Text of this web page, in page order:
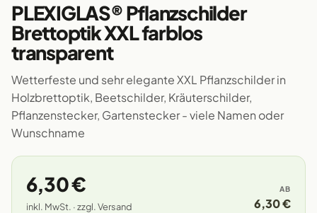
PLEXIGLAS® Pflanzschilder
Brettoptik XXL farblos
transparent
Wetterfeste und sehr elegante XXL Pflanzschilder in
Holzbrettoptik, Beetschilder, Kräuterschilder,
Pflanzenstecker, Gartenstecker - viele Namen oder
Wunschname
6,30 €
inkl. MwSt. · zzgl. Versand
AB
6,30 €